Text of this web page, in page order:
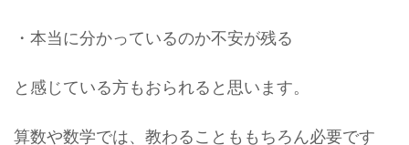
・本当に分かっているのか不安が残る
と感じている方もおられると思います。
算数や数学では、教わることももちろん必要です